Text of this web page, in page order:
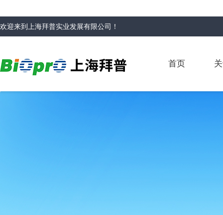
欢迎来到 上海拜普实业发展有限公司 ！
首页